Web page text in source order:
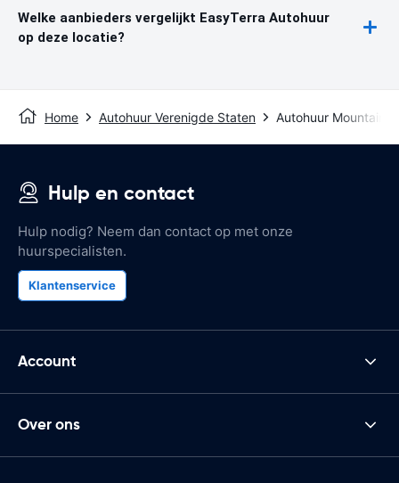
Welke aanbieders vergelijkt EasyTerra Autohuur
op deze locatie?
Home Autohuur Verenigde Staten Autohuur Mountain
Hulp en contact
Hulp nodig? Neem dan contact op met onze
huurspecialisten.
Klantenservice
Account
Over ons